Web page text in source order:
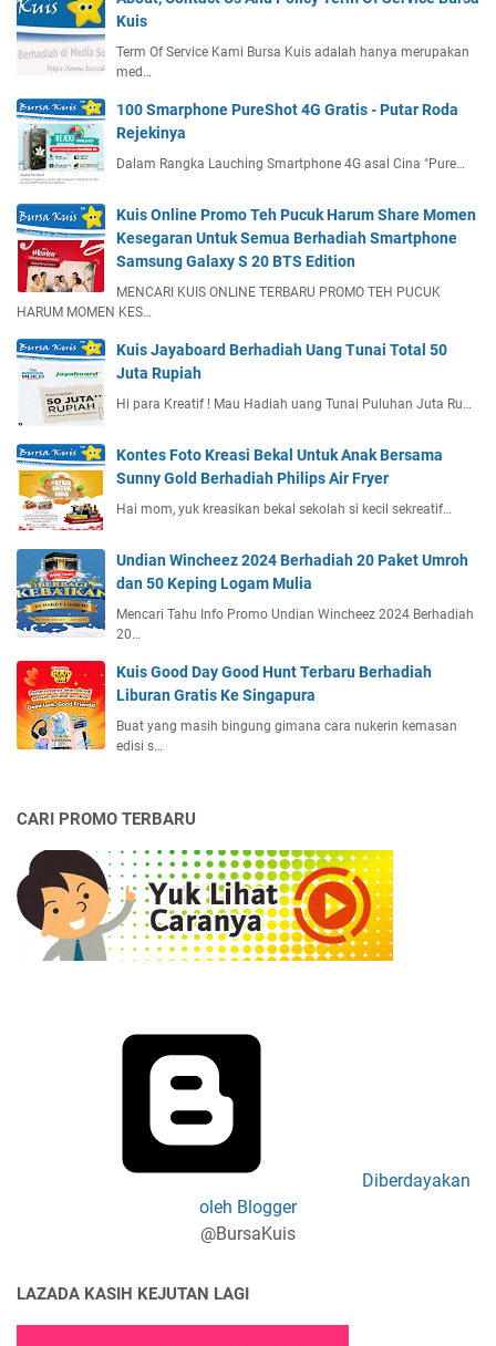
Kuis
Term Of Service Kami Bursa Kuis adalah hanya merupakan
med…
100 Smarphone PureShot 4G Gratis - Putar Roda
Rejekinya
Dalam Rangka Lauching Smartphone 4G asal Cina "Pure…
Kuis Online Promo Teh Pucuk Harum Share Momen
Kesegaran Untuk Semua Berhadiah Smartphone
Samsung Galaxy S 20 BTS Edition
MENCARI KUIS ONLINE TERBARU PROMO TEH PUCUK
HARUM MOMEN KES…
Kuis Jayaboard Berhadiah Uang Tunai Total 50
Juta Rupiah
Hi para Kreatif ! Mau Hadiah uang Tunai Puluhan Juta Ru…
Kontes Foto Kreasi Bekal Untuk Anak Bersama
Sunny Gold Berhadiah Philips Air Fryer
Hai mom, yuk kreasikan bekal sekolah si kecil sekreatif…
Undian Wincheez 2024 Berhadiah 20 Paket Umroh
dan 50 Keping Logam Mulia
Mencari Tahu Info Promo Undian Wincheez 2024 Berhadiah
20…
Kuis Good Day Good Hunt Terbaru Berhadiah
Liburan Gratis Ke Singapura
Buat yang masih bingung gimana cara nukerin kemasan
edisi s…
CARI PROMO TERBARU
Diberdayakan
oleh Blogger
@BursaKuis
LAZADA KASIH KEJUTAN LAGI